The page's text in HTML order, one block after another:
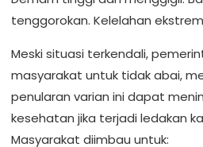
tenggorokan. Kelelahan ekstrem
Meski situasi terkendali,
masyarakat untuk tidakabai,
penularan varian ini dapat
kesehatan jika terjadi ledakan
Masyarakat diimbau untuk: